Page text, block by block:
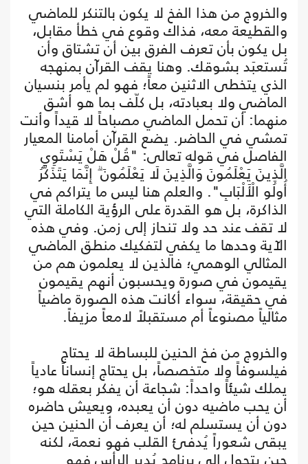
والخروج من هذا الفخ لا يكون بالتنكر للماضي
والقطيعة معه، فذاك وقوع في خطأ مقابل،
بل يكون بأن تعرف الفرق بين أن تشتاق وأن
تُستعبَد بشوقك. وهنا يقف القرآن بمنهجه
الذي يتخطى الاثنين معاً؛ فهو لم يأمر بنسيان
الماضي ولا بعبادته، بل كلّف بما هو أشق
منهما: أن تحمل الماضي مصباحاً لا قيداً وأنت
تمشي في الحاضر. يضع القرآن أمامنا المعيار
الفاصل في قوله تعالى: "قُلْ هَلْ يَسْتَوِي
الَّذِينَ يَعْلَمُونَ وَالَّذِينَ لَا يَعْلَمُونَ ۗ إِنَّمَا يَتَذَكَّرُ
أُولُو الْأَلْبَابِ". والعلم هنا ليس ما يتراكم في
الذاكرة، بل هو القدرة على الرؤية الكاملة التي
لا تقف عند حد ولا تنحاز إلى زمن. وفي هذه
الآية وحدها ما يكفي لتفكيك منطق الماضي
المثالي الوهمي؛ فالذين لا يعلمون هم من
يقيمون في صورة ويحسبون أنهم يقيمون
في حقيقة، سواء أكانت هذه الصورة ماضياً
مثالياً مصنوعاً أم مستقبلاً لامعاً مزيفاً.
والخروج من فخ الحنين للبساطة لا يحتاج
فيلسوفاً ولا متخصصاً، بل يحتاج إنساناً عادياً
يملك شيئاً واحداً: شجاعة أن يفكر بعقله هو؛
أن يحب ماضيه دون أن يعبده، ويعيش حاضره
دون أن يستسلم له؛ أن يعرف أن الحنين حين
يبقى شعوراً يُدفئ القلب فهو نعمة، لكنه
حين يتحول إلى برنامج يُدير الرأس فهو